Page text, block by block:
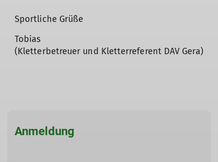
Sportliche Grüße
Tobias
(Kletterbetreuer und Kletterreferent DAV Gera)
Anmeldung